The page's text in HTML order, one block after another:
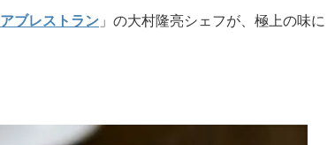
アブレストラン 」の大村隆亮シェフが、極上の味に